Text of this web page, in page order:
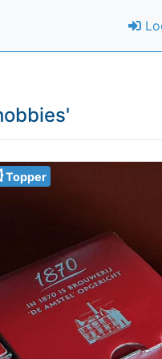
'
Topper